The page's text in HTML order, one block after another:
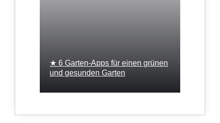
★ 6 Garten-Apps für einen grünen
und gesunden Garten